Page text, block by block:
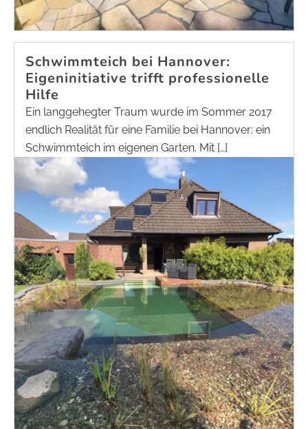
Schwimmteich bei Hannover:
Eigeninitiative trifft professionelle
Hilfe
Ein langgehegter Traum wurde im Sommer 2017
endlich Realität für eine Familie bei Hannover: ein
Schwimmteich im eigenen Garten. Mit […]